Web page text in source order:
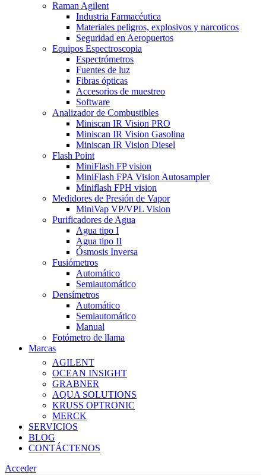
Raman Agilent
Industria Farmacéutica
Materiales peligros, explosivos y narcoticos
Seguridad en Aeropuertos
Equipos Espectroscopia
Espectrómetros
Fuentes de luz
Fibras ópticas
Accesorios de muestreo
Software
Analizador de Combustibles
Miniscan IR Vision PRO
Miniscan IR Vision Gasolina
Miniscan IR Vision Diesel
Flash Point
MiniFlash FP vision
MiniFlash FPA Vision Autosampler
Miniflash FPH vision
Medidores de Presión de Vapor
MiniVap VP/VPL Vision
Purificadores de Agua
Agua tipo I
Agua tipo II
Ósmosis Inversa
Fusiómetros
Automático
Semiautomático
Densímetros
Automático
Semiautomático
Manual
Fotómetro de llama
Marcas
AGILENT
OCEAN INSIGHT
GRABNER
AQUA SOLUTIONS
KRUSS OPTRONIC
MERCK
SERVICIOS
BLOG
CONTÁCTENOS
Acceder